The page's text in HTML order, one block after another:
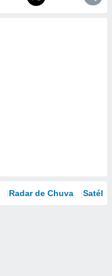
Radar de Chuva